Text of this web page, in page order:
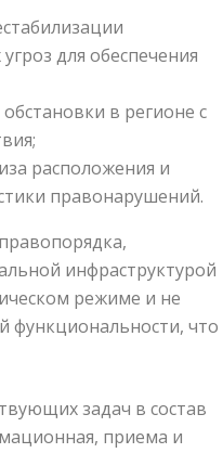
для обеспечения
в регионе с
расположения и
правонарушений.
инфраструктурой
режиме и не
функциональности, что
задач в состав
приема и